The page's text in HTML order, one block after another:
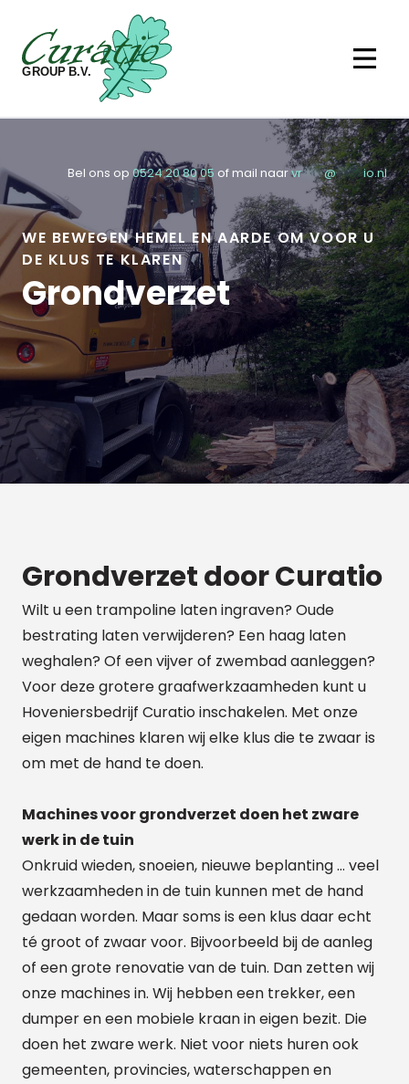
Bel ons op 0524 20 80 05 of mail naarvr****@*****io.nl
WE BEWEGEN HEMEL EN AARDE OM VOOR U
DE KLUS TE KLAREN
Grondverzet
Grondverzet door Curatio
Wilt u een trampoline laten ingraven? Oude
bestrating laten verwijderen? Een haag laten
weghalen? Of een vijver of zwembad aanleggen?
Voor deze grotere graafwerkzaamheden kunt u
Hoveniersbedrijf Curatio inschakelen. Met onze
eigen machines klaren wij elke klus die te zwaar is
om met de hand te doen.
Machines voor grondverzet doen het zware
werk in de tuin
Onkruid wieden, snoeien, nieuwe beplanting … veel
werkzaamheden in de tuin kunnen met de hand
gedaan worden. Maar soms is een klus daar echt
té groot of zwaar voor. Bijvoorbeeld bij de aanleg
of een grote renovatie van de tuin. Dan zetten wij
onze machines in. Wij hebben een trekker, een
dumper en een mobiele kraan in eigen bezit. Die
doen het zware werk. Niet voor niets huren ook
gemeenten, provincies, waterschappen en